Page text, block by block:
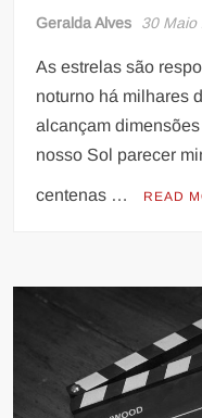
Geralda Alves 30 Maio
As estrelas são
noturno há milhares
alcançam
nosso Sol parecer
centenas … READ